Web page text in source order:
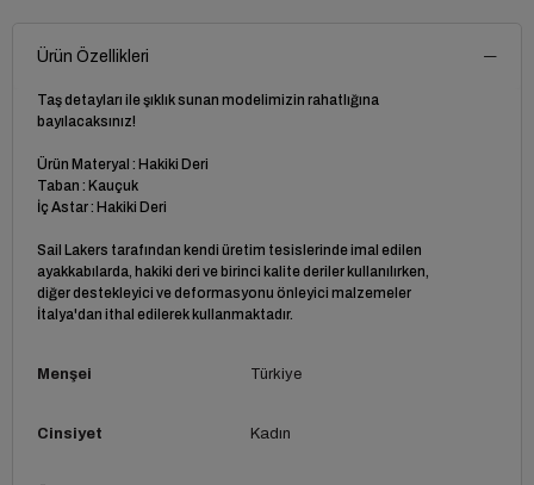
Ürün Özellikleri
Taş detayları ile şıklık sunan modelimizin rahatlığına
bayılacaksınız!
Ürün Materyal : Hakiki Deri
Taban : Kauçuk
İç Astar : Hakiki Deri
Sail Lakers tarafından kendi üretim tesislerinde imal edilen
ayakkabılarda, hakiki deri ve birinci kalite deriler kullanılırken,
diğer destekleyici ve deformasyonu önleyici malzemeler
İtalya'dan ithal edilerek kullanmaktadır.
Menşei Türkiye
Cinsiyet Kadın